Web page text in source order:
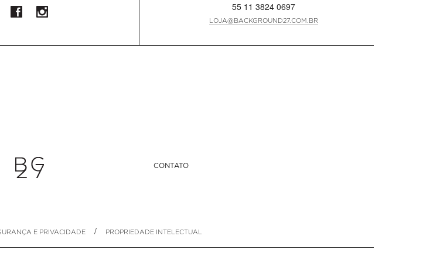
55 11 3824 0697
LOJA@BACKGROUND27.COM.BR
CONTATO
E PRIVACIDADE / PROPRIEDADE INTELECTUAL